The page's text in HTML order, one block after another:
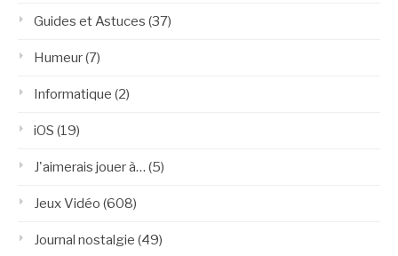
Guides et Astuces (37)
Humeur(7)
Informatique (2)
iOS (19)
J'aimerais jouer à… (5)
Jeux Vidéo (608)
Journal nostalgie (49)